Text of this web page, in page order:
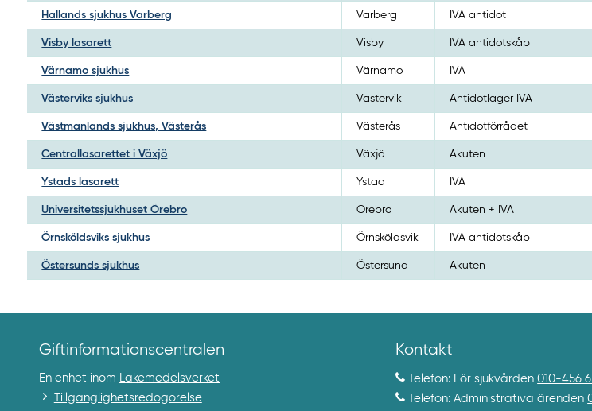
Hallands sjukhus Varberg Varberg IVA antidot
Visby lasarett Visby IVA antidotskåp
Värnamo sjukhus Värnamo IVA
Västerviks sjukhus Västervik Antidotlager IVA
Västmanlands sjukhus, Västerås Västerås Antidotförrådet
Centrallasarettet i Växjö Växjö Akuten
Ystads lasarett Ystad IVA
Universitetssjukhuset Örebro Örebro Akuten + IVA
Örnsköldsviks sjukhus Örnsköldsvik IVA antidotskåp
Östersunds sjukhus Östersund Akuten
Giftinformationscentralen
En enhet inom Läkemedelsverket
Tillgänglighetsredogörelse
Kontakt
Telefon: För sjukvården010-456
Telefon: Administrativa ärenden